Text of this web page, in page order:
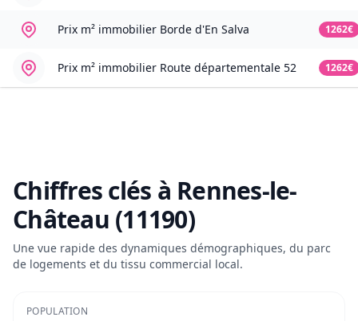
Prix m² immobilier Borde d'En Salva 1262€
Prix m² immobilier Route départementale 52 1262€
Chiffres clés à Rennes-le-
Château (11190)
Une vue rapide des dynamiques démographiques, du parc
de logements et du tissu commercial local.
POPULATION